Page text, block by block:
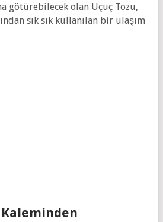
götürebilecek olan Uçuç Tozu,
sık sık kullanılan bir ulaşım
Kaleminden